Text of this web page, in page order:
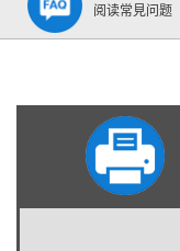
阅读常見问题